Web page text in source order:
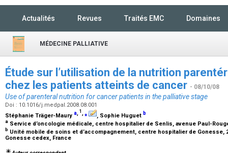
Actualités Revues Traités EMC Domaines
MÉDECINE PALLIATIVE
Étude sur l’utilisation de la nutrition
chez les patients atteints de cancer - 08/10/08
Use of parenteral nutrition for cancer patients in the palliative stage
Doi : 10.1016/j.medpal.2008.08.001
Stéphanie Träger-Maury a, 1 ,⁎ , Sophie Huguet b
a Service d’oncologie médicale, centre hospitalier de Senlis, avenue Paul-
b Unité mobile de soins et d’accompagnement, centre hospitalier de Gonesse,
Gonesse cedex, France